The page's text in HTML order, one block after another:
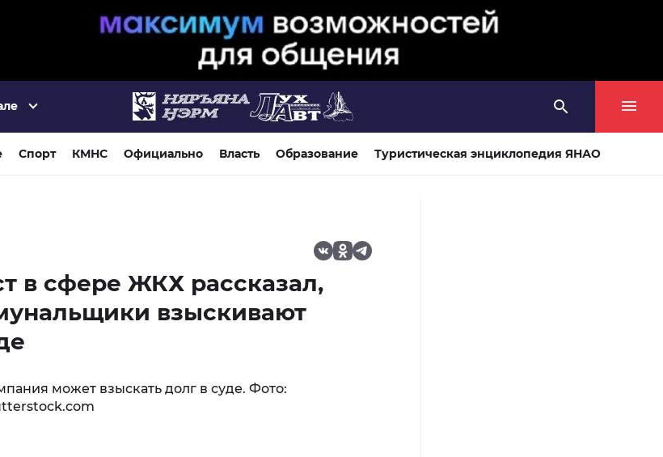
Спорт КМНС Официально Власть Образование Туристическая энциклопедия ЯНАО
в сфере ЖКХ рассказал,
взыскивают